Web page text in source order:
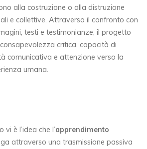
alla costruzione o alla distruzione
e collettive. Attraverso il confronto con
testi e testimonianze, il progetto
critica, capacità di
comunicativa e attenzione verso la
umana.
è l’idea che l’apprendimento
attraverso una trasmissione passiva